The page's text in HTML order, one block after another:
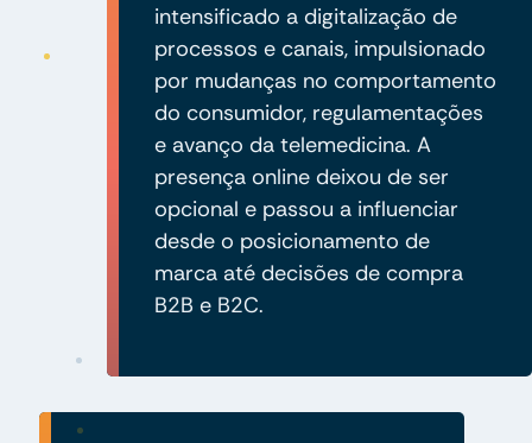
intensificado a digitalização de
processos e canais, impulsionado
por mudanças no comportamento
do consumidor, regulamentações
e avanço da telemedicina. A
presença online deixou de ser
opcional e passou a influenciar
desde o posicionamento de
marca até decisões de compra
B2B e B2C.